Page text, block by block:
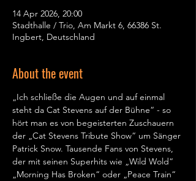
14 Apr 2026, 20:00
Stadthalle / Trio, Am Markt 6, 66386 St.
Ingbert, Deutschland
About the event
„Ich schließe die Augen und auf einmal
steht da Cat Stevens auf der Bühne“ - so
hört man es von begeisterten Zuschauern
der „Cat Stevens Tribute Show“ um Sänger
Patrick Snow. Tausende Fans von Stevens,
der mit seinen Superhits wie „Wild Wold“
„Morning Has Broken“ oder „Peace Train“